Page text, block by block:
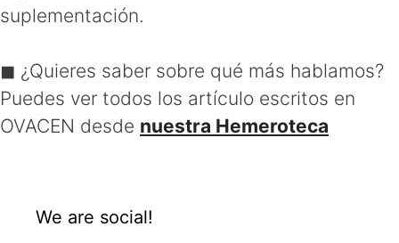
suplementación.
◼ ¿Quieres saber sobre qué más hablamos?
Puedes ver todos los artículo escritos en
OVACEN desde nuestra Hemeroteca
We are social!